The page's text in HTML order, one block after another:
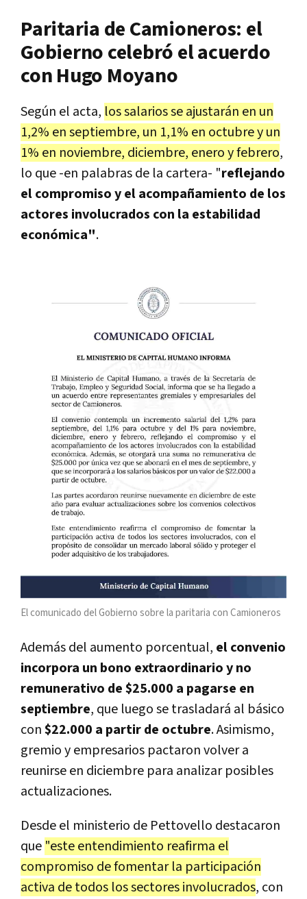
Paritaria de Camioneros: el
Gobierno celebró el acuerdo
con Hugo Moyano
Según el acta, los salarios se ajustarán en un
1,2% en septiembre, un 1,1% en octubre y un
1% en noviembre, diciembre, enero y febrero,
lo que -en palabras de la cartera- "reflejando
el compromiso y el acompañamiento de los
actores involucrados con la estabilidad
económica".
El comunicado del Gobierno sobre la paritaria con Camioneros
Además del aumento porcentual, el convenio
incorpora un bono extraordinario y no
remunerativo de $25.000 a pagarse en
septiembre, que luego se trasladará al básico
con$22.000 a partir de octubre. Asimismo,
gremio y empresarios pactaron volver a
reunirse en diciembre para analizar posibles
actualizaciones.
Desde el ministerio de Pettovello destacaron
que "este entendimiento reafirma el
compromiso de fomentar la participación
activa de todos los sectores involucrados, con